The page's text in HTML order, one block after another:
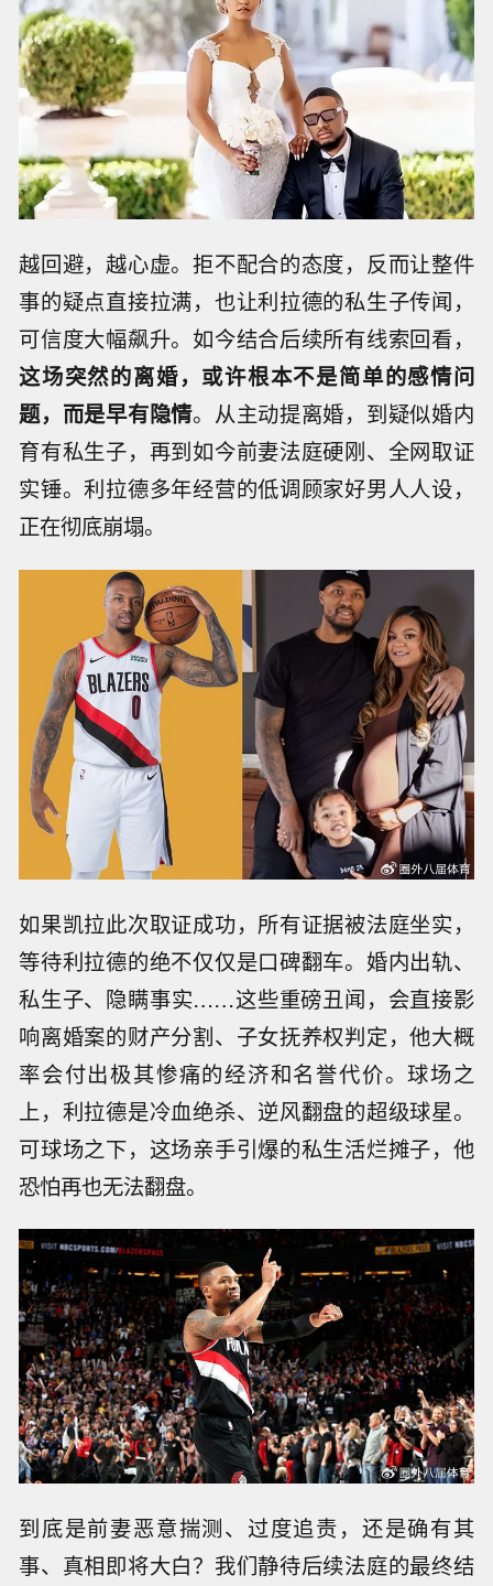
越回避，越心虚。拒不配合的态度，反而让整件
事的疑点直接拉满，也让利拉德的私生子传闻，
可信度大幅飙升。如今结合后续所有线索回看，
这场突然的离婚，或许根本不是简单的感情问
题，而是早有隐情。从主动提离婚，到疑似婚内
育有私生子，再到如今前妻法庭硬刚、全网取证
实锤。利拉德多年经营的低调顾家好男人人设，
正在彻底崩塌。
如果凯拉此次取证成功，所有证据被法庭坐实，
等待利拉德的绝不仅仅是口碑翻车。婚内出轨、
私生子、隐瞒事实……这些重磅丑闻，会直接影
响离婚案的财产分割、子女抚养权判定，他大概
率会付出极其惨痛的经济和名誉代价。球场之
上，利拉德是冷血绝杀、逆风翻盘的超级球星。
可球场之下，这场亲手引爆的私生活烂摊子，他
恐怕再也无法翻盘。
到底是前妻恶意揣测、过度追责，还是确有其
事、真相即将大白？我们静待后续法庭的最终结